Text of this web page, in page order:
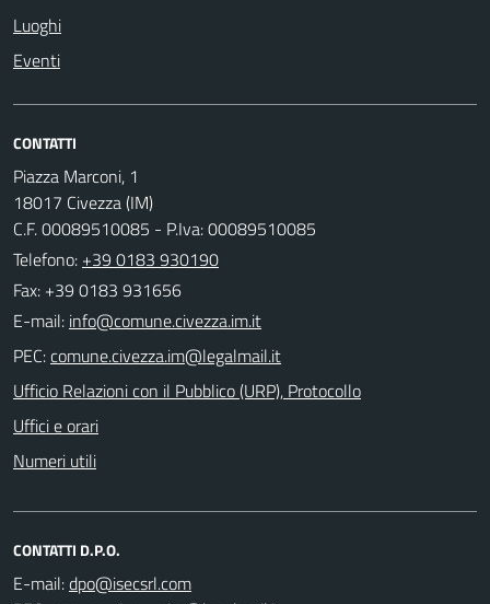
Luoghi
Eventi
CONTATTI
Piazza Marconi, 1
18017 Civezza (IM)
C.F. 00089510085 - P.Iva: 00089510085
Telefono: +39 0183 930190
Fax: +39 0183 931656
E-mail:
PEC:
Ufficio Relazioni con il Pubblico (URP), Protocollo
Uffici e orari
Numeri utili
CONTATTI D.P.O.
E-mail: